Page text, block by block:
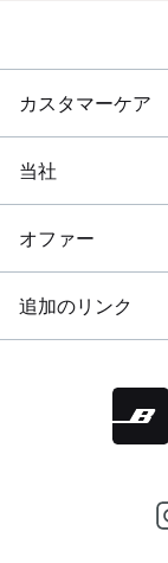
カスタマーケア
当社
オファー
追加のリンク